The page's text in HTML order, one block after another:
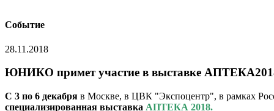
Событие
28.11.2018
ЮНИКО примет участие в выставке
С 3 по 6 декабря в Москве, в ЦВК "Экспоцентр", в рамках
специализированная выставка АПТЕКА 2018.